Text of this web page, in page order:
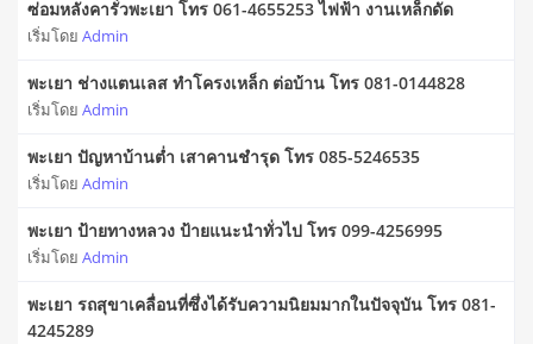
ซ่อมหลังคารั่วพะเยา โทร 061-4655253 ไฟฟ้า งานเหล็กดัด
เริ่มโดย Admin
พะเยา ช่างแตนเลส ทำโครงเหล็ก ต่อบ้าน โทร 081-0144828
เริ่มโดย Admin
พะเยา ปัญหาบ้านต่ำ เสาคานชำรุด โทร 085-5246535
เริ่มโดย Admin
พะเยา ป้ายทางหลวง ป้ายแนะนำทั่วไป โทร 099-4256995
เริ่มโดย Admin
พะเยา รถสุขาเคลื่อนที่ซึ่งได้รับความนิยมมากในปัจจุบัน โทร 081-
4245289